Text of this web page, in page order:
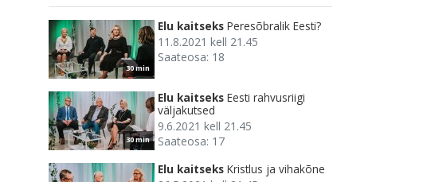
30 min
Elu kaitseks Peresõbralik Eesti?
11.8.2021 kell 21.45
Saateosa: 18
30 min
Elu kaitseks Eesti rahvusriigi
väljakutsed
9.6.2021 kell 21.45
Saateosa: 17
Elu kaitseks Kristlus ja vihakõne